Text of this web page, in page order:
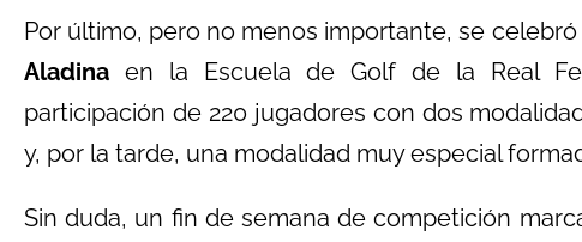
Por último, pero no menos importante, se
Aladina en la Escuela de Golf de la Real
participación de 220 jugadores con dos
y, por la tarde, una modalidad muy especial
Sin duda, un fin de semana de competición